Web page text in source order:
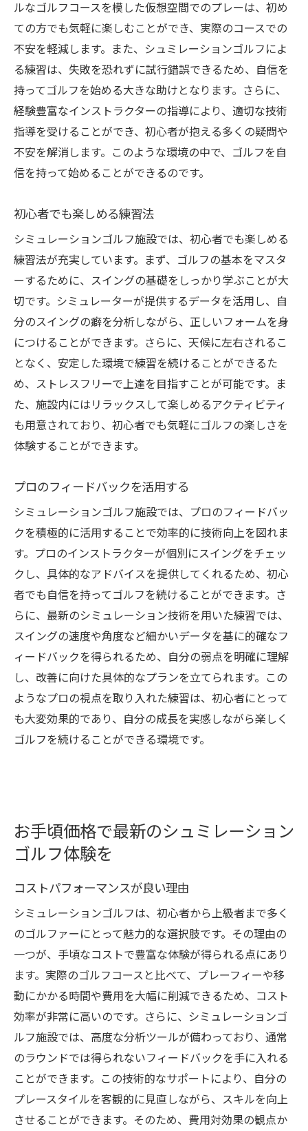
ルなゴルフコースを模した仮想空間でのプレーは、初め
ての方でも気軽に楽しむことができ、実際のコースでの
不安を軽減します。また、シュミレーションゴルフによ
る練習は、失敗を恐れずに試行錯誤できるため、自信を
持ってゴルフを始める大きな助けとなります。さらに、
経験豊富なインストラクターの指導により、適切な技術
指導を受けることができ、初心者が抱える多くの疑問や
不安を解消します。このような環境の中で、ゴルフを自
信を持って始めることができるのです。
初心者でも楽しめる練習法
シミュレーションゴルフ施設では、初心者でも楽しめる
練習法が充実しています。まず、ゴルフの基本をマスタ
ーするために、スイングの基礎をしっかり学ぶことが大
切です。シミュレーターが提供するデータを活用し、自
分のスイングの癖を分析しながら、正しいフォームを身
につけることができます。さらに、天候に左右されるこ
となく、安定した環境で練習を続けることができるた
め、ストレスフリーで上達を目指すことが可能です。ま
た、施設内にはリラックスして楽しめるアクティビティ
も用意されており、初心者でも気軽にゴルフの楽しさを
体験することができます。
プロのフィードバックを活用する
シミュレーションゴルフ施設では、プロのフィードバッ
クを積極的に活用することで効率的に技術向上を図れま
す。プロのインストラクターが個別にスイングをチェッ
クし、具体的なアドバイスを提供してくれるため、初心
者でも自信を持ってゴルフを続けることができます。さ
らに、最新のシミュレーション技術を用いた練習では、
スイングの速度や角度など細かいデータを基に的確なフ
ィードバックを得られるため、自分の弱点を明確に理解
し、改善に向けた具体的なプランを立てられます。この
ようなプロの視点を取り入れた練習は、初心者にとって
も大変効果的であり、自分の成長を実感しながら楽しく
ゴルフを続けることができる環境です。
お手頃価格で最新のシュミレーション
ゴルフ体験を
コストパフォーマンスが良い理由
シミュレーションゴルフは、初心者から上級者まで多く
のゴルファーにとって魅力的な選択肢です。その理由の
一つが、手頃なコストで豊富な体験が得られる点にあり
ます。実際のゴルフコースと比べて、プレーフィーや移
動にかかる時間や費用を大幅に削減できるため、コスト
効率が非常に高いのです。さらに、シミュレーションゴ
ルフ施設では、高度な分析ツールが備わっており、通常
のラウンドでは得られないフィードバックを手に入れる
ことができます。この技術的なサポートにより、自分の
プレースタイルを客観的に見直しながら、スキルを向上
させることができます。そのため、費用対効果の観点か